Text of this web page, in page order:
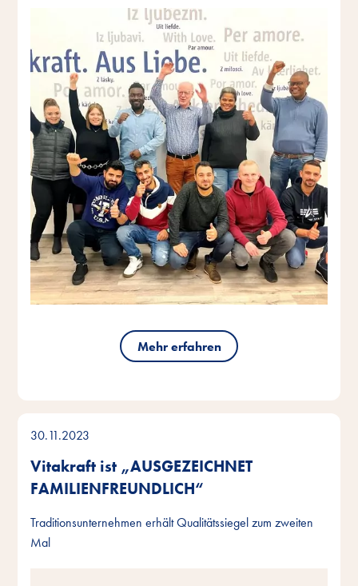
Mehr erfahren
30.11.2023
Vitakraft ist „AUSGEZEICHNET
FAMILIENFREUNDLICH“
Traditionsunternehmen erhält Qualitätssiegel zum zweiten
Mal